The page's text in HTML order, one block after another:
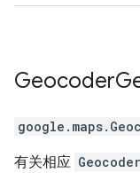
Geocoder
google.maps.
有关相应